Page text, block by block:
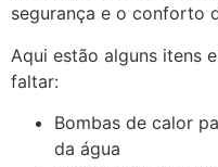
segurança e o conforto
Aqui estão alguns itens
faltar:
Bombas de calor
da água